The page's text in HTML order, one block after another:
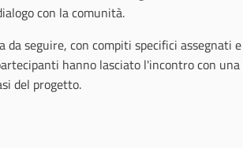
con la comunità.
seguire, con compiti specifici assegnati
hanno lasciato l'incontro con
del progetto.